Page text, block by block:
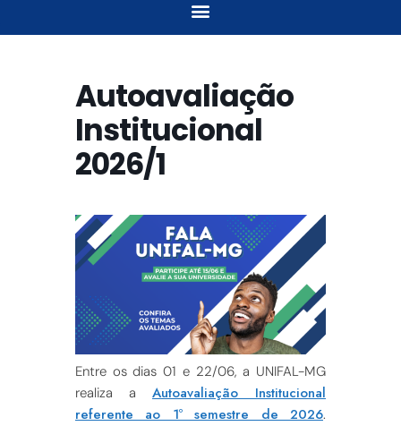
Autoavaliação
Institucional
2026/1
Entre os dias 01 e 22/06, a UNIFAL-MG
realiza a Autoavaliação Institucional
referente ao 1º semestre de 2026.